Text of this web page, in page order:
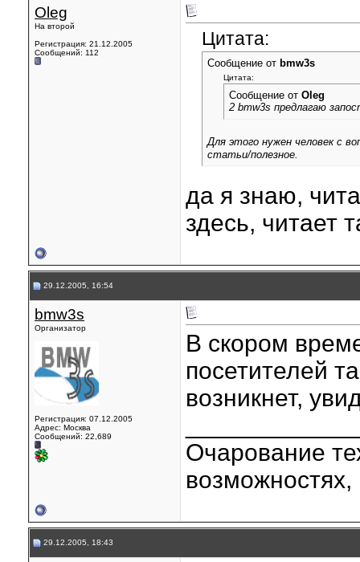
Oleg
На второй
Регистрация: 21.12.2005
Сообщений: 112
Цитата:
Сообщение от bmw3s
Цитата:
Сообщение от Oleg
2 bmw3s предлагаю
Для этого нужен человек с
статьи/полезное.
да я знаю,
здесь, читает
29.12.2005, 16:54
bmw3s
Организатор
Регистрация: 07.12.2005
Адрес: Москва
Сообщений: 22,689
В скором
посетителей
возникнет,
Очарование
возможностях,
29.12.2005, 18:43